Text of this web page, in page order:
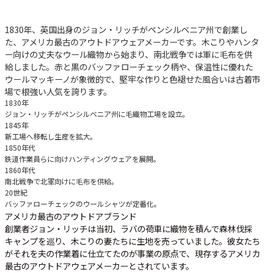
1830年、英国出身のジョン・リッチがペンシルベニア州で創業し
た、アメリカ最古のアウトドアウェアメーカーです。木こりやハンタ
ー向けの丈夫なウール織物から始まり、南北戦争では軍に毛布を供
給しました。赤と黒のバッファローチェック柄や、保温性に優れた
ウールマッキーノが象徴的で、堅牢な作りと色褪せた風合いは古着市
場で根強い人気を誇ります。
1830年
ジョン・リッチがペンシルベニア州に毛織物工場を設立。
1845年
新工場へ移転し生産を拡大。
1850年代
鉄道作業員らに向けハンティングウェアを展開。
1860年代
南北戦争で北軍向けに毛布を供給。
20世紀
バッファローチェックのウールシャツが定番化。
アメリカ最古のアウトドアブランド
創業者ジョン・リッチは当初、ラバの荷車に織物を積んで森林伐採
キャンプを巡り、木こりの妻たちに生地を売っていました。彼女たち
がそれを夫の作業着に仕立てたのが事業の原点で、現存するアメリカ
最古のアウトドアウェアメーカーとされています。